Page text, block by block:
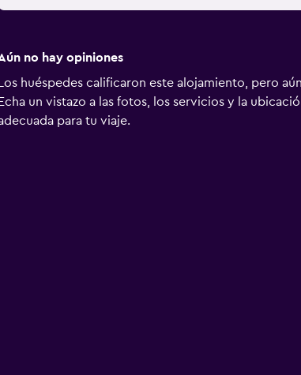
no hay opiniones
Los huéspedes calificaron este alojamiento, pero
Echa un vistazo a las fotos, los servicios y la
para tu viaje.